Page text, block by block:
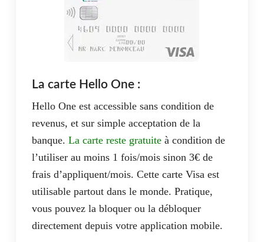
Une fois ces différentes démarches effectuées, le
compte Hello bank! est généralement activé sous
pièces justificatives. C’est à partir de ce moment-là
bancaire accompagnée de son code, dans un pli
Bien entendu, il est possible de suivre l’évolution de
l’ouverture de son compte directement depuis un
espace dédié, étape par étape, à l’aide d’un simple
numéro de dossier. Ce code est communiqué par
s’agit aussi d’un contrat sans engagement de durée.
La carte Hello One :
Hello One est accessible sans condition de
revenus, et sur simple acceptation de la
banque. La carte reste gratuiteà condition de
l’utiliser au moins 1 fois/mois sinon 3€ de
frais d’appliquent/mois. Cette carte Visa est
utilisable partout dans le monde. Pratique,
vous pouvez la bloquer ou la débloquer
directement depuis votre application mobile.